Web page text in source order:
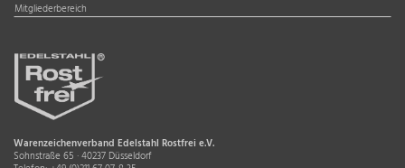
Mitgliederbereich
Warenzeichenverband Edelstahl Rostfrei e.V.
Sohnstraße 65 · 40237 Düsseldorf